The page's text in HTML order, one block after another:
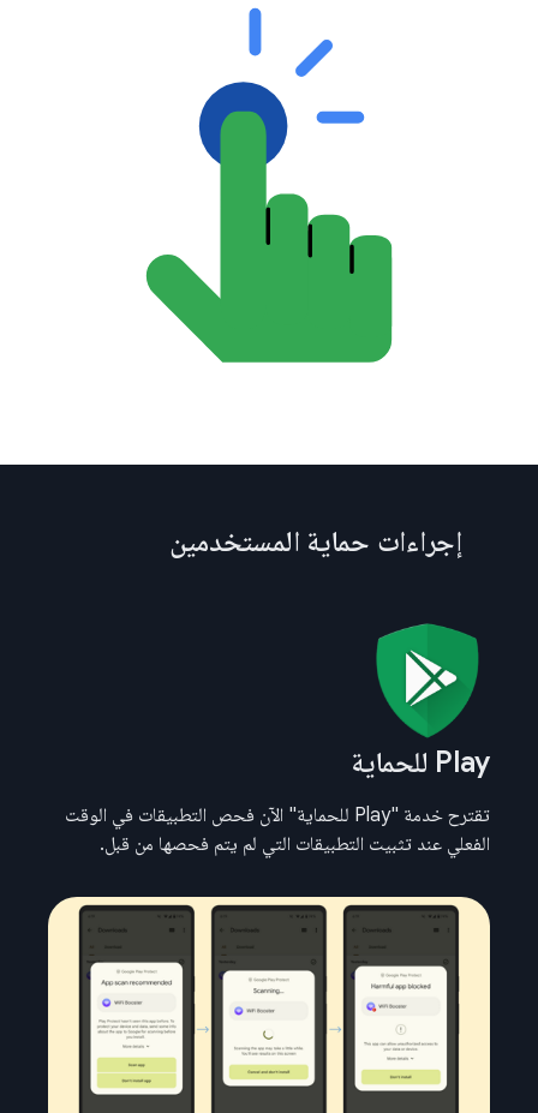
إجراءات حماية المستخدمين
Play للحماية
تقترح خدمة "Play للحماية" الآن فحص التطبيقات في الوقت
الفعلي عند تثبيت التطبيقات التي لم يتم فحصها من قبل.